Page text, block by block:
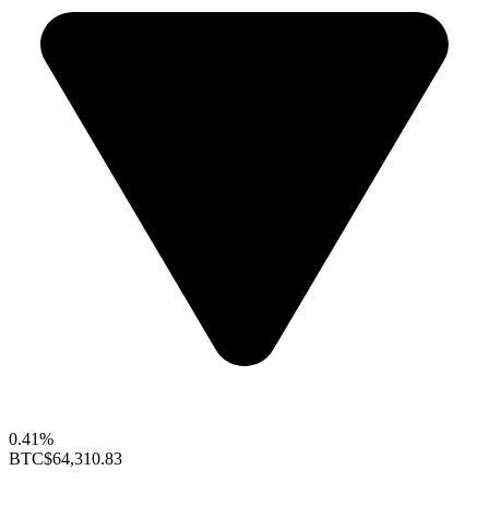
0.41%
BTC$64,310.83